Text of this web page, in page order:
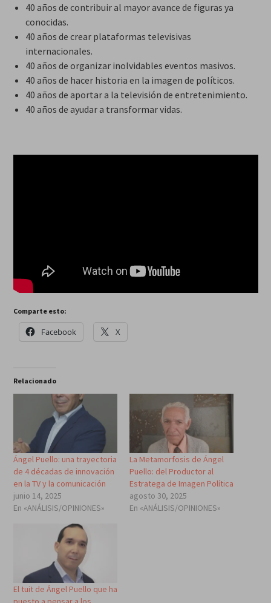
40 años de contribuir al mayor avance de figuras ya
conocidas.
40 años de crear plataformas televisivas
internacionales.
40 años de organizar inolvidables eventos masivos.
40 años de hacer historia en la imagen de políticos.
40 años de aportar a la televisión de entretenimiento.
40 años de ayudar a transformar vidas.
Comparte esto:
Facebook X
Relacionado
Ángel Puello: una trayectoria
de 4 décadas de innovación
en la TV y la comunicación
junio 14, 2025
En «ANÁLISIS/OPINIONES»
La Metamorfosis de Ángel
Puello: del Productor al
Estratega de Imagen Política
agosto 30, 2025
En «ANÁLISIS/OPINIONES»
El tuit de Ángel Puello que ha